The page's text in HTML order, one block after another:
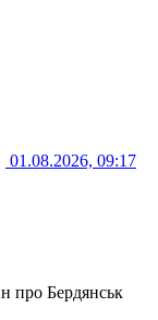
01.08.2026, 09:17
про Бердянськ